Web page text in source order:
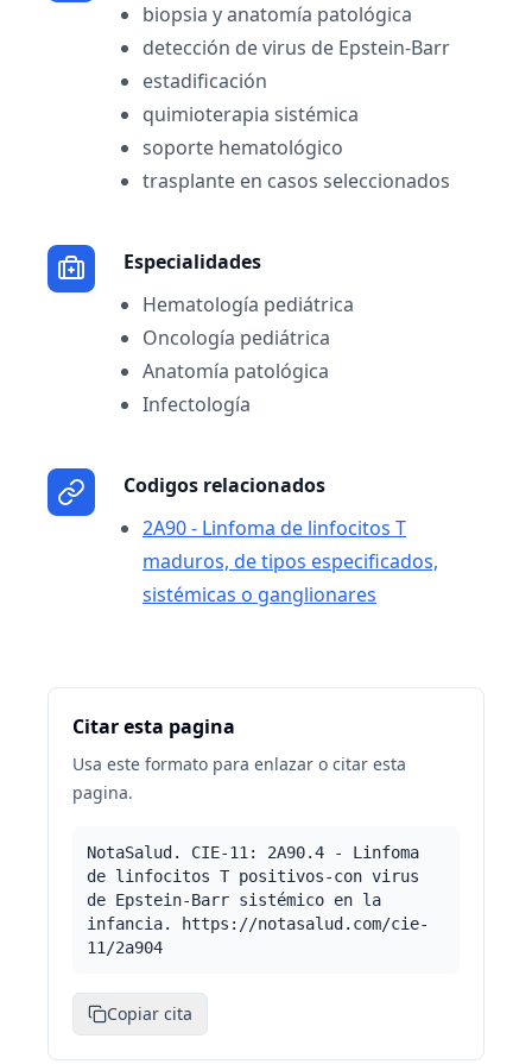
biopsia y anatomía patológica
detección de virus de Epstein-Barr
estadificación
quimioterapia sistémica
soporte hematológico
trasplante en casos seleccionados
Especialidades
Hematología pediátrica
Oncología pediátrica
Anatomía patológica
Infectología
Codigos relacionados
2A90 - Linfoma de linfocitos T
maduros, de tipos especificados,
sistémicas o ganglionares
Citar esta pagina
Usa este formato para enlazar o citar esta
pagina.
NotaSalud. CIE-11: 2A90.4 - Linfoma
de linfocitos T positivos-con virus
de Epstein-Barr sistémico en la
infancia. https://notasalud.com/cie-
11/2a904
Copiar cita